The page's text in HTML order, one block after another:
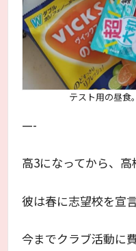
テスト用の昼食
—-
高3になってから、高
彼は春に志望校を宣
今までクラブ活動に